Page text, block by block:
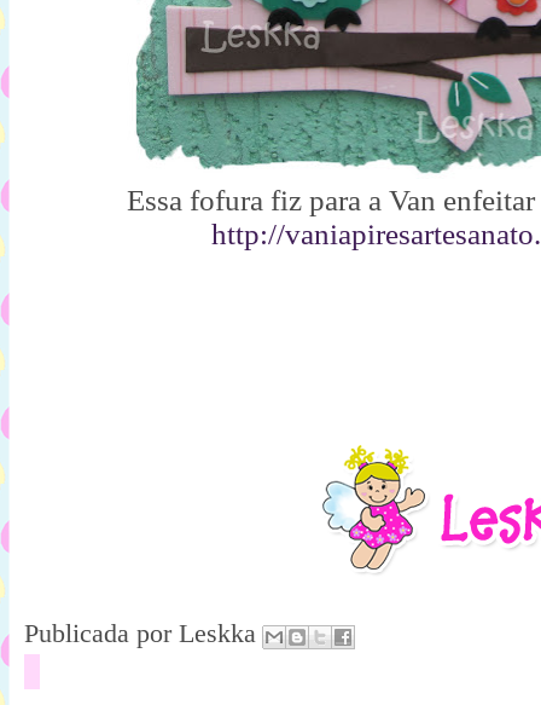
Essa fofura fiz para a Van
http://
Publicada por Leskka